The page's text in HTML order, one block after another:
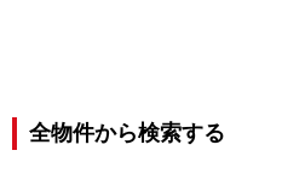
全物件から検索する